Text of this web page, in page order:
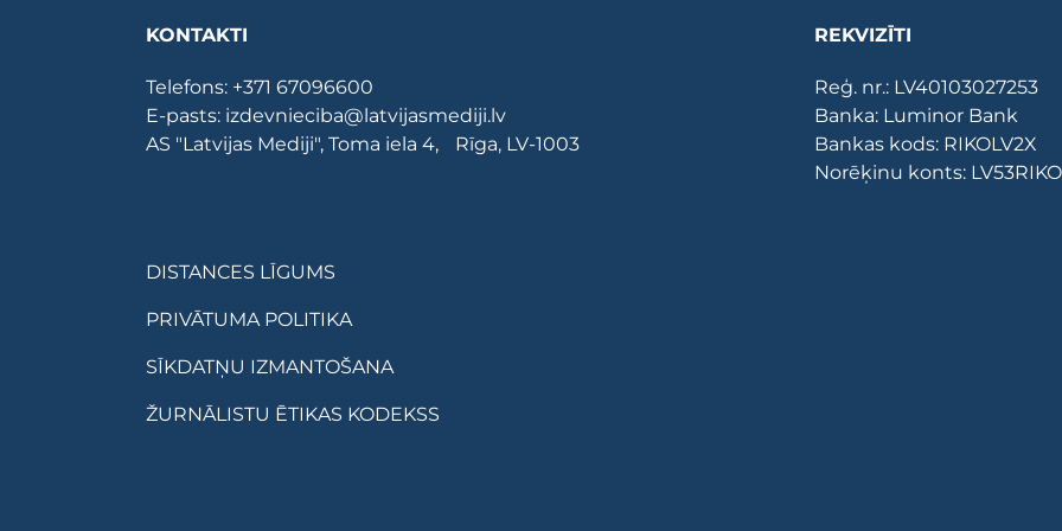
KONTAKTI
Telefons: +371 67096600
E-pasts: izdevnieciba@latvijasmediji.lv
AS "Latvijas Mediji", Toma iela 4, Rīga, LV-1003
REKVIZĪTI
Reģ. nr.: LV40103027253
Banka: Luminor Bank
Bankas kods: RIKOLV2X
Norēķinu konts:
DISTANCES LĪGUMS
PRIVĀTUMA POLITIKA
SĪKDATŅU IZMANTOŠANA
ŽURNĀLISTU ĒTIKAS KODEKSS